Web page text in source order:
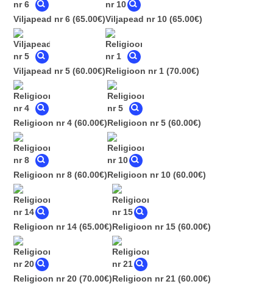
Viljapead nr 6 (65.00€)Viljapead nr 10 (65.00€)
Viljapead nr 5 (60.00€)Religioon nr 1 (70.00€)
Religioon nr 4 (60.00€)Religioon nr 5 (60.00€)
Religioon nr 8 (60.00€)Religioon nr 10 (60.00€)
Religioon nr 14 (65.00€)Religioon nr 15 (60.00€)
Religioon nr 20 (70.00€)Religioon nr 21 (60.00€)